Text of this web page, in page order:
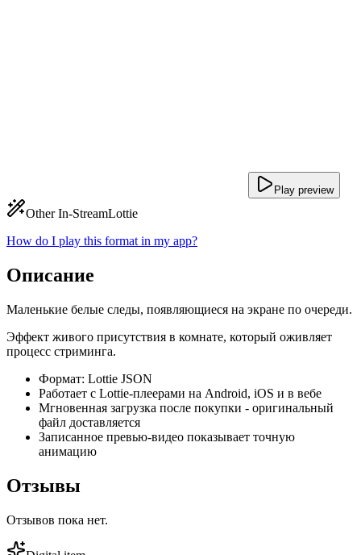
Play preview
Other In-StreamLottie
How do I play this format in my app?
Описание
Маленькие белые следы, появляющиеся на экране по очереди.
Эффект живого присутствия в комнате, который оживляет
процесс стриминга.
Формат: Lottie JSON
Работает с Lottie-плеерами на Android, iOS и в вебе
Мгновенная загрузка после покупки - оригинальный
файл доставляется
Записанное превью-видео показывает точную
анимацию
Отзывы
Отзывов пока нет.